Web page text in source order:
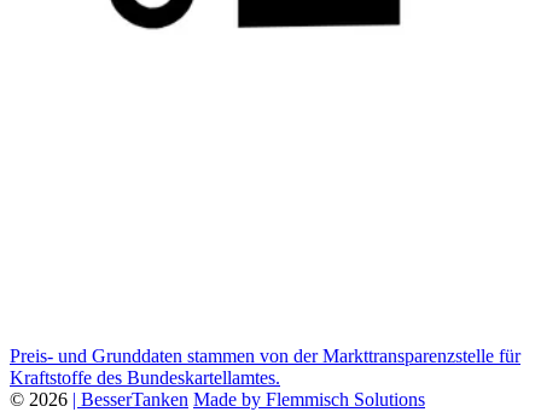
Preis- und Grunddaten stammen von der Markttransparenzstelle für
Kraftstoffe des Bundeskartellamtes.
© 2026 | BesserTanken Made by Flemmisch Solutions